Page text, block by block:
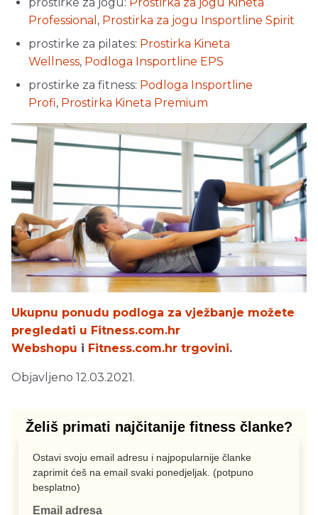
Professional , Prostirka za jogu Insportline Spirit
prostirke za pilates: Prostirka Kineta
Wellness, Podloga Insportline EPS
prostirke za fitness: Podloga Insportline
Profi, Prostirka Kineta Premium
Ukupnu ponudu podloga za vježbanje možete
pregledati u Fitness.com.hr
Webshopu i Fitness.com.hr trgovini.
Objavljeno 12.03.2021.